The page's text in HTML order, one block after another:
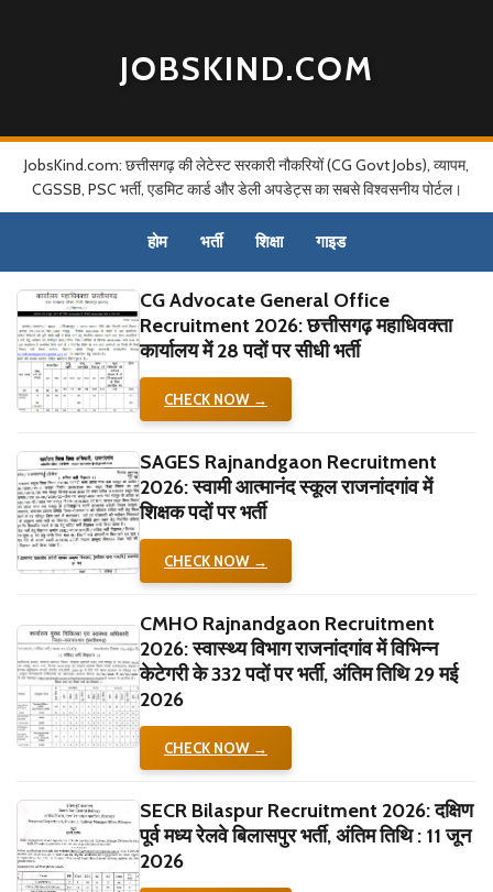
JOBSKIND.COM
JobsKind.com: छत्तीसगढ़ की लेटेस्ट सरकारी नौकरियों (CG Govt Jobs), व्यापम,
CGSSB, PSC भर्ती, एडमिट कार्ड और डेली अपडेट्स का सबसे विश्वसनीय पोर्टल।
होम भर्ती शिक्षा गाइड
CG Advocate General Office
Recruitment 2026: छत्तीसगढ़ महाधिवक्ता
कार्यालय में 28 पदों पर सीधी भर्ती
CHECK NOW →
SAGES Rajnandgaon Recruitment
2026: स्वामी आत्मानंद स्कूल राजनांदगांव में
शिक्षक पदों पर भर्ती
CHECK NOW →
CMHO Rajnandgaon Recruitment
2026: स्वास्थ्य विभाग राजनांदगांव में विभिन्न
केटेगरी के 332 पदों पर भर्ती, अंतिम तिथि 29 मई
2026
CHECK NOW →
SECR Bilaspur Recruitment 2026: दक्षिण
पूर्व मध्य रेलवे बिलासपुर भर्ती, अंतिम तिथि : 11 जून
2026